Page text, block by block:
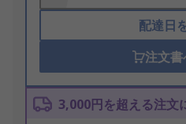
配達日
注文
3,000円を超える注文